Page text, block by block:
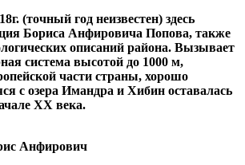
(точный год неизвестен) здесь
Бориса Анфировича Попова, также
описаний района. Вызывает
система высотой до 1000 м,
части страны, хорошо
с озера Имандра и Хибин оставалась
ХХ века.
Анфирович